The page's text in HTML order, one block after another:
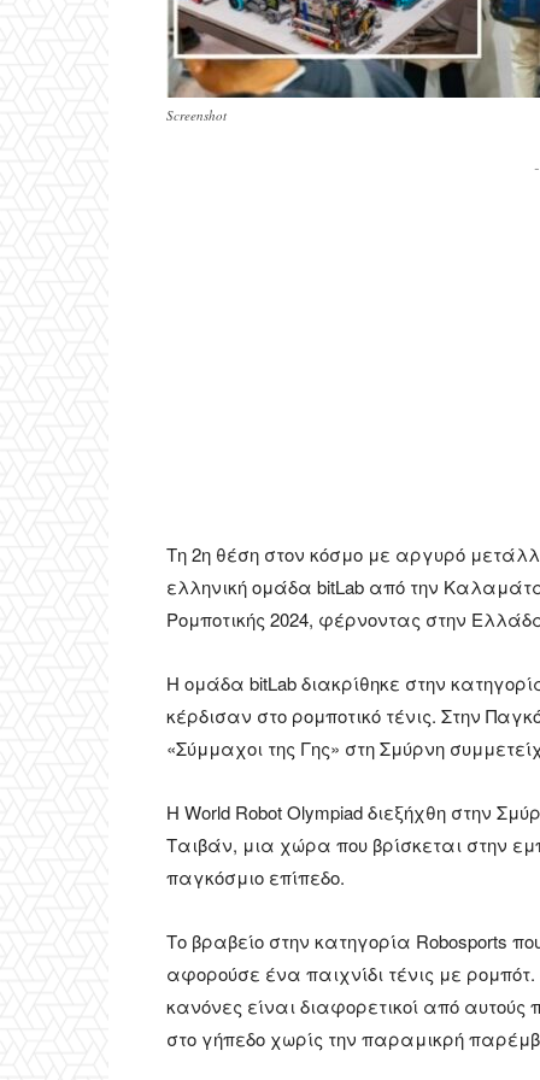
Screenshot
Τη 2η θέση στον κόσμο με αργυρό
ελληνική ομάδα bitLab από την
Ρομποτικής 2024, φέρνοντας στην
Η ομάδα bitLab διακρίθηκε στην
κέρδισαν στο ρομποτικό τένις. Στην
«Σύμμαχοι της Γης» στη Σμύρνη
Η World Robot Olympiad διεξήχθη στην
Ταιβάν, μια χώρα που βρίσκεται στην
παγκόσμιο επίπεδο.
Το βραβείο στην κατηγορία Robosports
αφορούσε ένα παιχνίδι τένις με
κανόνες είναι διαφορετικοί από
στο γήπεδο χωρίς την παραμικρή